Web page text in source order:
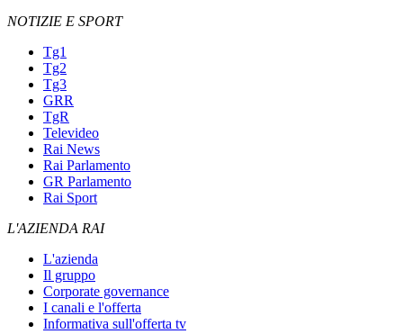
NOTIZIE E SPORT
Tg1
Tg2
Tg3
GRR
TgR
Televideo
Rai News
Rai Parlamento
GR Parlamento
Rai Sport
L'AZIENDA RAI
L'azienda
Il gruppo
Corporate governance
I canali e l'offerta
Informativa sull'offerta tv